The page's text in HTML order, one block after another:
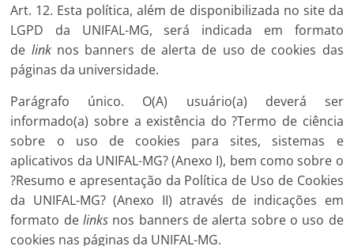
Art. 12. Esta política, além de disponibilizada no site da
LGPD da UNIFAL-MG, será indicada em formato
de link nos banners de alerta de uso de cookies das
páginas da universidade.
Parágrafo único. O(A) usuário(a) deverá ser
informado(a) sobre a existência do ?Termo de ciência
sobre o uso de cookies para sites, sistemas e
aplicativos da UNIFAL-MG? (Anexo I), bem como sobre o
?Resumo e apresentação da Política de Uso de Cookies
da UNIFAL-MG? (Anexo II) através de indicações em
formato delinks nos banners de alerta sobre o uso de
cookies nas páginas da UNIFAL-MG.